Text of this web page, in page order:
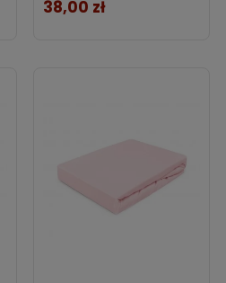
Cena
38,00 zł